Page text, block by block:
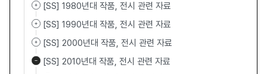
[SS] 1980년대 작품, 전시 관련 자료
[SS] 1990년대 작품, 전시 관련 자료
[SS] 2000년대 작품, 전시 관련 자료
[SS] 2010년대 작품, 전시 관련 자료